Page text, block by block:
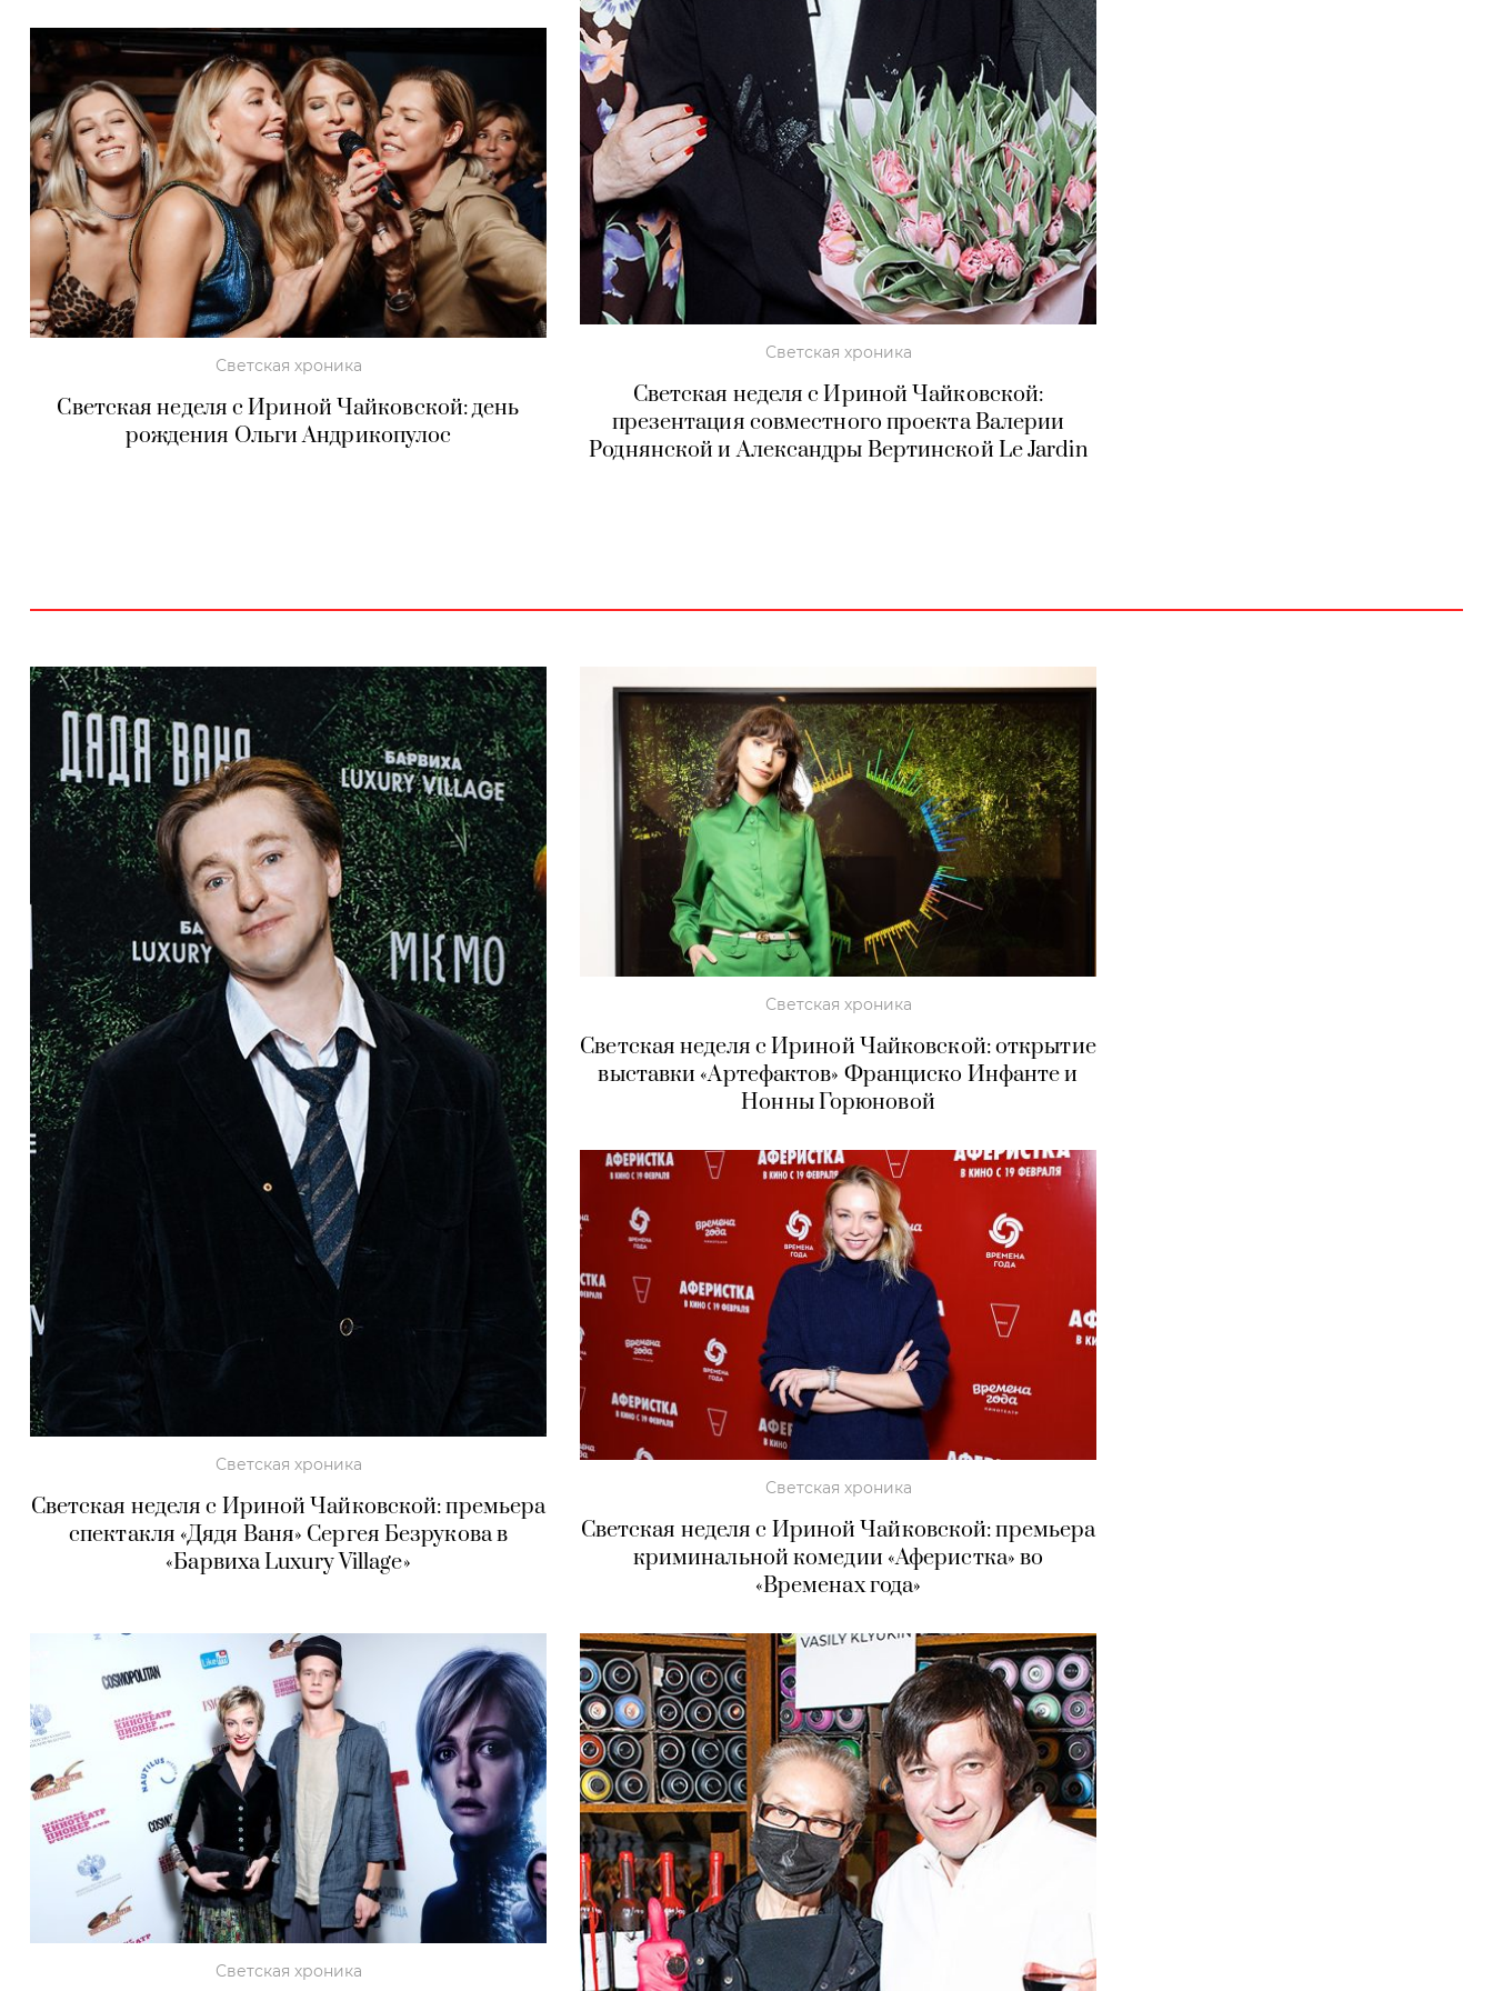
Светская хроника
Светская неделя с Ириной Чайковской: день
рождения Ольги Андрикопулос
Светская хроника
Светская неделя с Ириной Чайковской:
презентация совместного проекта Валерии
Роднянской и Александры Вертинской Le Jardin
Светская хроника
Светская неделя с Ириной Чайковской: премьера
спектакля «Дядя Ваня» Сергея Безрукова в
«Барвиха Luxury Village»
Светская хроника
Светская неделя с Ириной Чайковской: открытие
выставки «Артефактов» Франциско Инфанте и
Нонны Горюновой
Светская хроника
Светская неделя с Ириной Чайковской: премьера
криминальной комедии «Аферистка» во
«Временах года»
Светская хроника